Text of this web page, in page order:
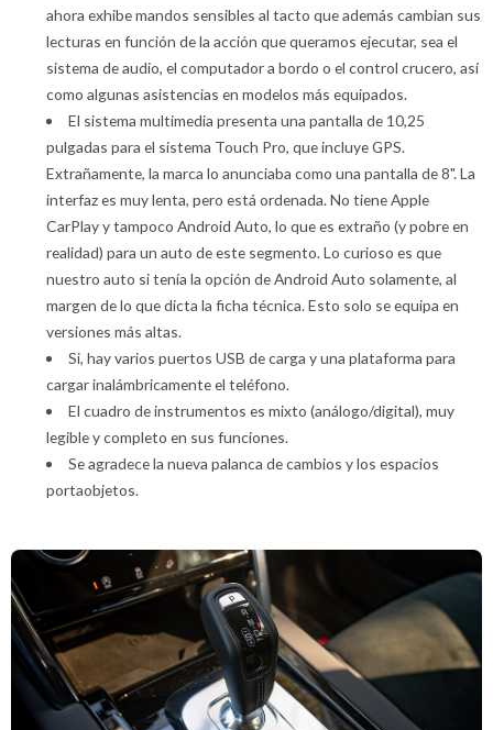
ahora exhibe mandos sensibles al tacto que además cambian sus
lecturas en función de la acción que queramos ejecutar, sea el
sistema de audio, el computador a bordo o el control crucero, así
como algunas asistencias en modelos más equipados.
El sistema multimedia presenta una pantalla de 10,25
pulgadas para el sistema Touch Pro, que incluye GPS.
Extrañamente, la marca lo anunciaba como una pantalla de 8". La
interfaz es muy lenta, pero está ordenada. No tiene Apple
CarPlay y tampoco Android Auto, lo que es extraño (y pobre en
realidad) para un auto de este segmento. Lo curioso es que
nuestro auto si tenía la opción de Android Auto solamente, al
margen de lo que dicta la ficha técnica. Esto solo se equipa en
versiones más altas.
Si, hay varios puertos USB de carga y una plataforma para
cargar inalámbricamente el teléfono.
El cuadro de instrumentos es mixto (análogo/digital), muy
legible y completo en sus funciones.
Se agradece la nueva palanca de cambios y los espacios
portaobjetos.